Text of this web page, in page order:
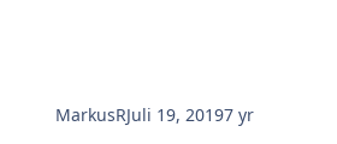
MarkusRJuli 19, 20197 yr